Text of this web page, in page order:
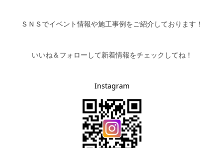
ＳＮＳでイベント情報や施工事例をご紹介しております！
いいね＆フォローして新着情報をチェックしてね！
Instagram